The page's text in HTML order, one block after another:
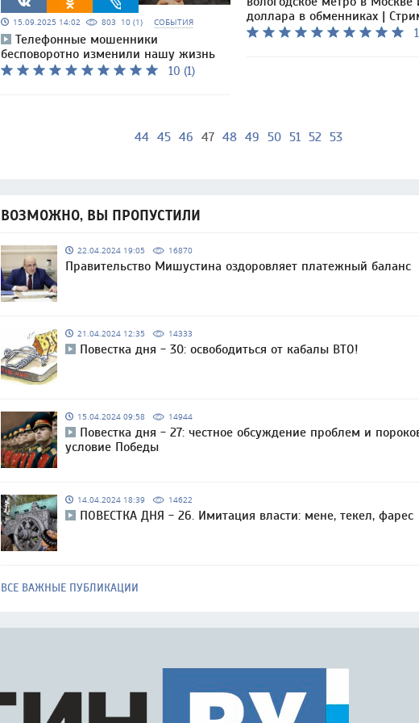
15.09.2025 14:02 803 10 (1) СОБЫТИЯ
Телефонные мошенники
бесповоротно изменили нашу жизнь
10 (1)
доллара в обменниках |
44 45 46 47 48 49 50 51 52 53
ВОЗМОЖНО, ВЫ ПРОПУСТИЛИ
22.04.2024 19:05 16870
Правительство Мишустина оздоровляет платежный баланс
21.04.2024 12:35 14333
Повестка дня - 30: освободиться от кабалы ВТО!
15.04.2024 09:58 14944
Повестка дня - 27: честное обсуждение проблем и
условие Победы
14.04.2024 18:39 14622
ПОВЕСТКА ДНЯ - 26. Имитация власти: мене, текел, фарес
ВСЕ ВАЖНЫЕ ПУБЛИКАЦИИ